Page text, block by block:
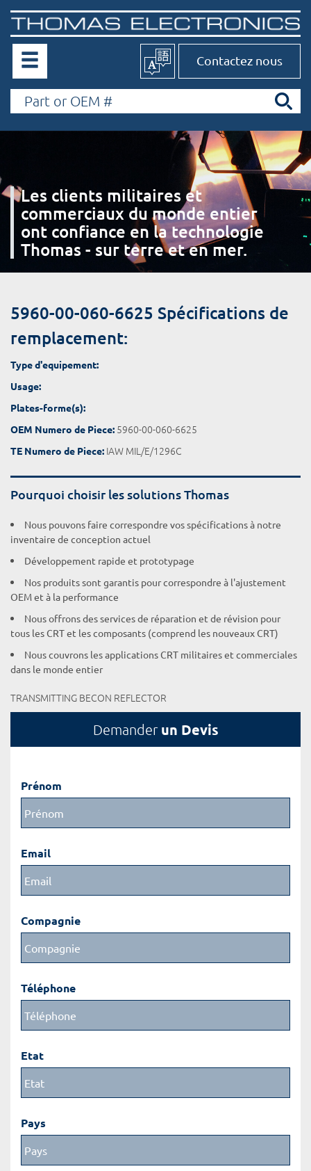
Contactez nous
Les clients militaires et
commerciaux du monde entier
ont confiance en la technologie
Thomas - sur terre et en mer.
5960-00-060-6625 Spécifications de
remplacement:
Type d'equipement:
Usage:
Plates-forme(s):
OEM Numero de Piece: 5960-00-060-6625
TE Numero de Piece: IAW MIL/E/1296C
Pourquoi choisir les solutions Thomas
Nous pouvons faire correspondre vos spécifications à notre
inventaire de conception actuel
Développement rapide et prototypage
Nos produits sont garantis pour correspondre à l'ajustement
OEM et à la performance
Nous offrons des services de réparation et de révision pour
tous les CRT et les composants (comprend les nouveaux CRT)
Nous couvrons les applications CRT militaires et commerciales
dans le monde entier
TRANSMITTING BECON REFLECTOR
Demander un Devis
Prénom
Email
Compagnie
Téléphone
Etat
Pays